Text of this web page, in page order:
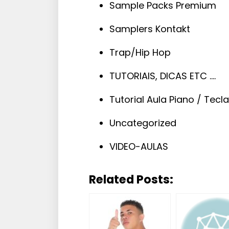
Sample Packs Premium
Samplers Kontakt
Trap/Hip Hop
TUTORIAIS, DICAS ETC ….
Tutorial Aula Piano /
Uncategorized
VIDEO-AULAS
Related Posts: